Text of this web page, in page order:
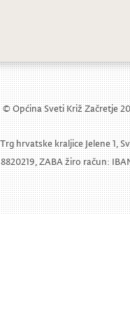
© Općina Sveti Križ Začretje
hrvatske kraljice Jelene 1,
ZABA žiro račun: